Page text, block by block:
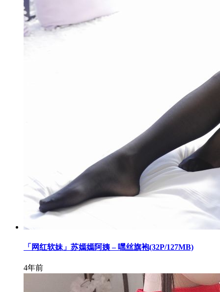
「网红软妹」苏嫣嫣阿姨 – 嘿丝旗袍(32P/127MB)
4年前